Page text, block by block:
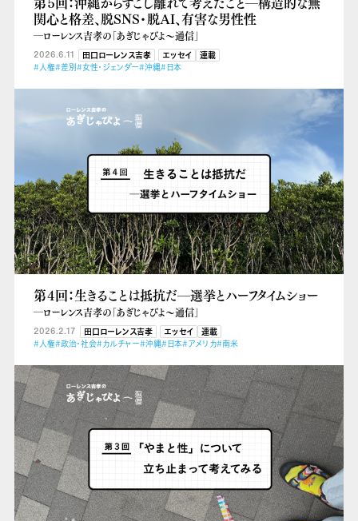
関心と格差、脱SNS・脱AI、有害な男性性
―ローレンス吉孝の「あぎじゃびよ〜通信」
2026.6.11 田口ローレンス吉孝 エッセイ
連載
#人権#差別#女性・ジェンダー#沖縄#日本
第４回：生きることは抵抗だ―選挙とハーフタイムショー
―ローレンス吉孝の「あぎじゃびよ〜通信」
2026.2.17 田口ローレンス吉孝 エッセイ
連載
#人権#政治・社会#カルチャー#沖縄#日本#アメリカ#南米